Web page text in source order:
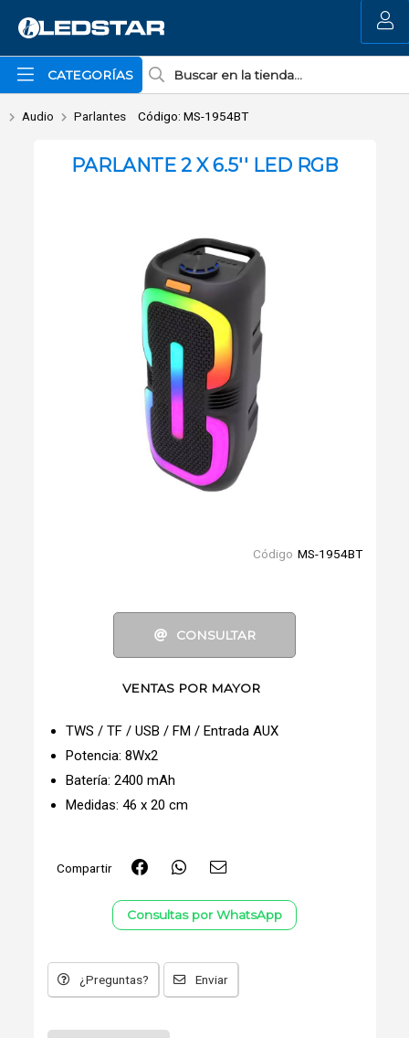
Enviar a email
CATEGORÍAS
MI COMPRA
Audio Parlantes Código: MS-1954BT
PARLANTE 2 X 6.5'' LED RGB
Código MS-1954BT
CONSULTAR
VENTAS POR MAYOR
TWS / TF / USB / FM / Entrada AUX
Potencia: 8Wx2
Batería: 2400 mAh
Medidas: 46 x 20 cm
Compartir
Consultas por WhatsApp
¿Preguntas? Enviar